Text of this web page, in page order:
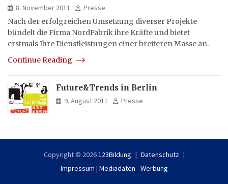
8. November 2011
Presse
Nach der erfolgreichen Umsetzung diverser Projekte
bündelt die Firma NordFabrik ihre Kräfte und bietet
erstmals Ihre Dienstleistungen einer breiteren Masse an.
Continue Reading
Future&Trends in Berlin
9. August 2011 Presse
Copyright © 2026123Bildung
Datenschutz
Impressum | Mediadaten - Werbung